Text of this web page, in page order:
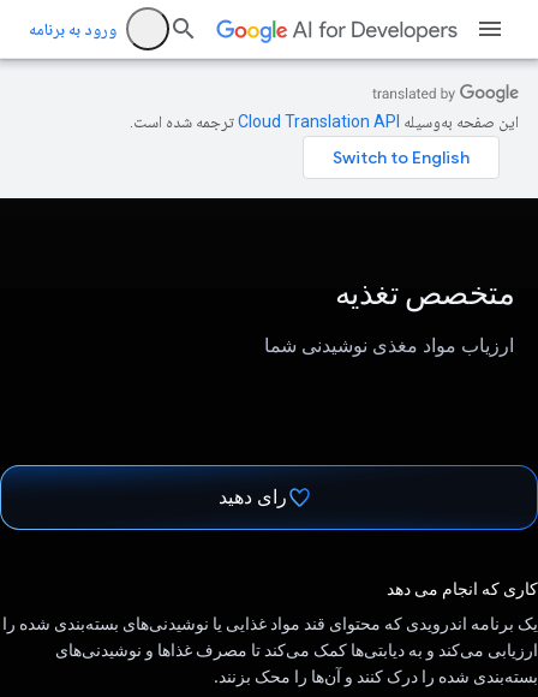
ورود به برنامه
این صفحه به‌وسیله ترجمه شده است.
متخصص تغذیه
ارزیاب مواد مغذی نوشیدنی شما
رای دهید
کاری که انجام می دهد
یک برنامه اندرویدی که محتوای قند مواد غذایی یا نوشیدنی‌های بسته‌بندی شده را
ارزیابی می‌کند و به دیابتی‌ها کمک می‌کند تا مصرف غذاها و نوشیدنی‌های
بسته‌بندی شده را درک کنند و آن‌ها را محک بزنند.